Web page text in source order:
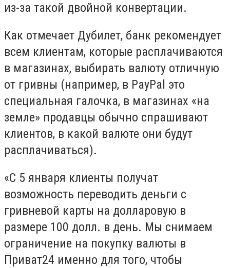
из-за такой двойной конвертации.
Как отмечает Дубилет, банк рекомендует
всем клиентам, которые расплачиваются
в магазинах, выбирать валюту отличную
от гривны (например, в PayPal это
специальная галочка, в магазинах «на
земле» продавцы обычно спрашивают
клиентов, в какой валюте они будут
расплачиваться).
«С 5 января клиенты получат
возможность переводить деньги с
гривневой карты на долларовую в
размере 100 долл. в день. Мы снимаем
ограничение на покупку валюты в
Приват24 именно для того, чтобы